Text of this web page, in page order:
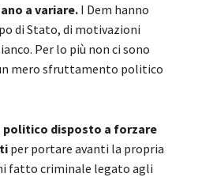
a variare. I Dem hanno
di Stato, di motivazioni
Per lo più non ci sono
mero sfruttamento politico
politico disposto a forzare
per portare avanti la propria
fatto criminale legato agli